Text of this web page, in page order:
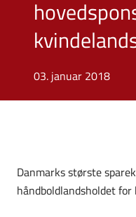
03. januar 2018
Danmarks største
håndboldlandsholdet